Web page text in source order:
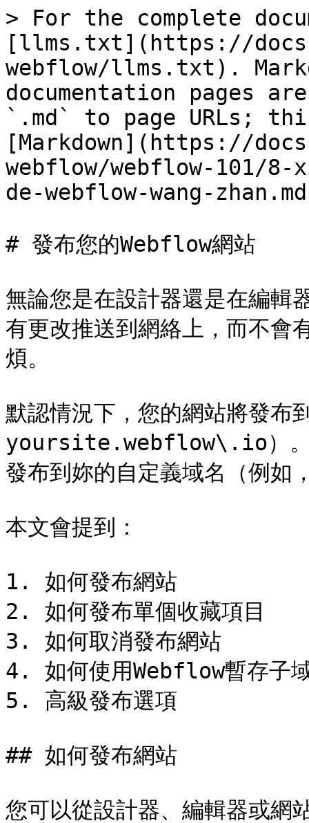
> For the complete
[llms.txt](https://
webflow/llms.txt).
documentation pages
`.md` to page URLs;
[Markdown](https://
webflow/webflow-101/
de-webflow-wang-
# 發布您的Webflow網站
無論您是在設計器還是在編輯
有更改推送到網絡上，而不會
煩。
默認情況下，您的網站將發布
yoursite.webflow\.io）。如
發布到妳的自定義域名（例
本文會提到：
1. 如何發布網站
2. 如何發布單個收藏項目
3. 如何取消發布網站
4. 如何使用Webflow暫存子
5. 高級發布選項
## 如何發布網站
您可以從設計器、編輯器或網